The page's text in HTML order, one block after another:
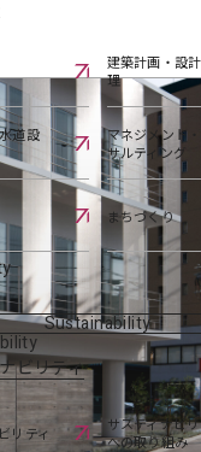
建築計画・設
理
道設
マネジメント
サルティング
まちづくり
Sustainability
ビリティ
リティ
サスティナビ
への取り組み